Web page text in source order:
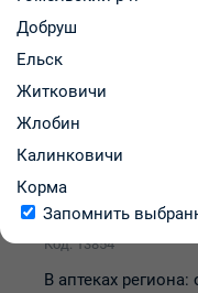
Мегасеф таблетки
Nobel Ilac Sanayii Ve
Код: 13854
В аптеках региона:
Добруш
Ельск
Житковичи
Жлобин
Калинковичи
Корма
Запомнить